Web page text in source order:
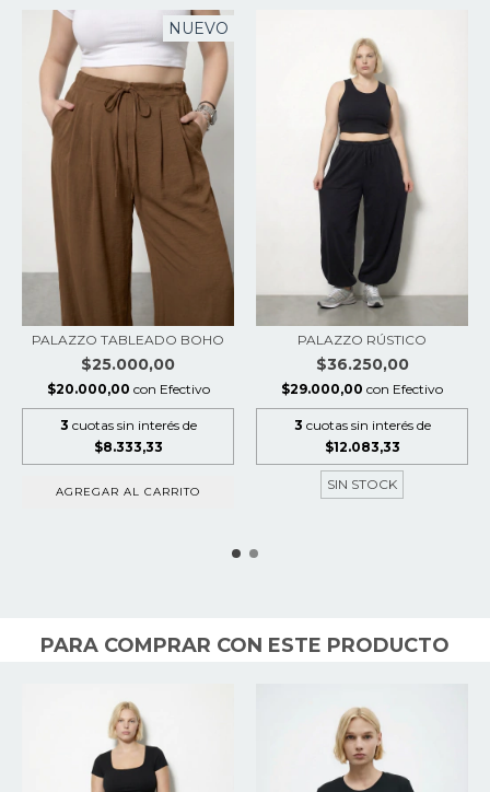
NUEVO
PALAZZO TABLEADO BOHO
$25.000,00
$20.000,00 con Efectivo
3 cuotas sin interés de
$8.333,33
AGREGAR AL CARRITO
PALAZZO RÚSTICO
$36.250,00
$29.000,00 con Efectivo
3 cuotas sin interés de
$12.083,33
SIN STOCK
PARA COMPRAR CON ESTE PRODUCTO